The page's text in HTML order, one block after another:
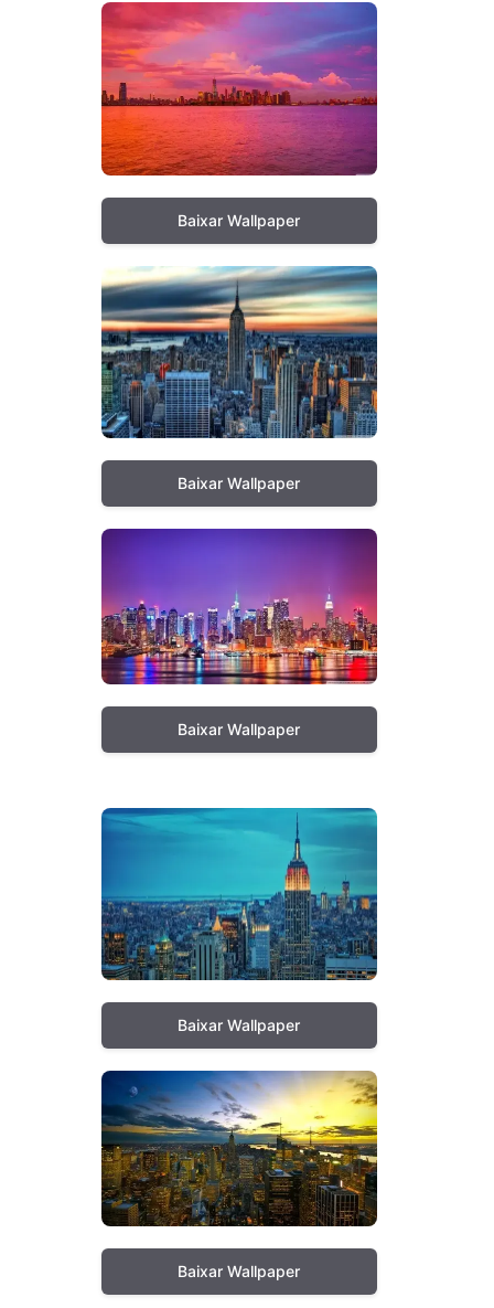
Baixar Wallpaper
Baixar Wallpaper
Baixar Wallpaper
Baixar Wallpaper
Baixar Wallpaper